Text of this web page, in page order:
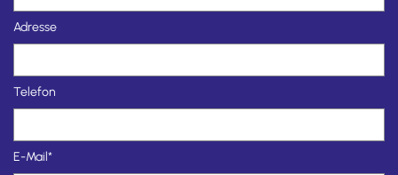
Adresse
Telefon
E-Mail*